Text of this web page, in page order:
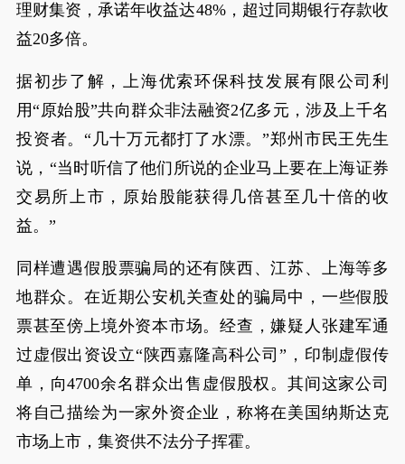
理财集资，承诺年收益达48%，超过同期银行存款收
益20多倍。
据初步了解，上海优索环保科技发展有限公司利
用“原始股”共向群众非法融资2亿多元，涉及上千名
投资者。“几十万元都打了水漂。”郑州市民王先生
说，“当时听信了他们所说的企业马上要在上海证券
交易所上市，原始股能获得几倍甚至几十倍的收
益。”
同样遭遇假股票骗局的还有陕西、江苏、上海等多
地群众。在近期公安机关查处的骗局中，一些假股
票甚至傍上境外资本市场。经查，嫌疑人张建军通
过虚假出资设立“陕西嘉隆高科公司”，印制虚假传
单，向4700余名群众出售虚假股权。其间这家公司
将自己描绘为一家外资企业，称将在美国纳斯达克
市场上市，集资供不法分子挥霍。